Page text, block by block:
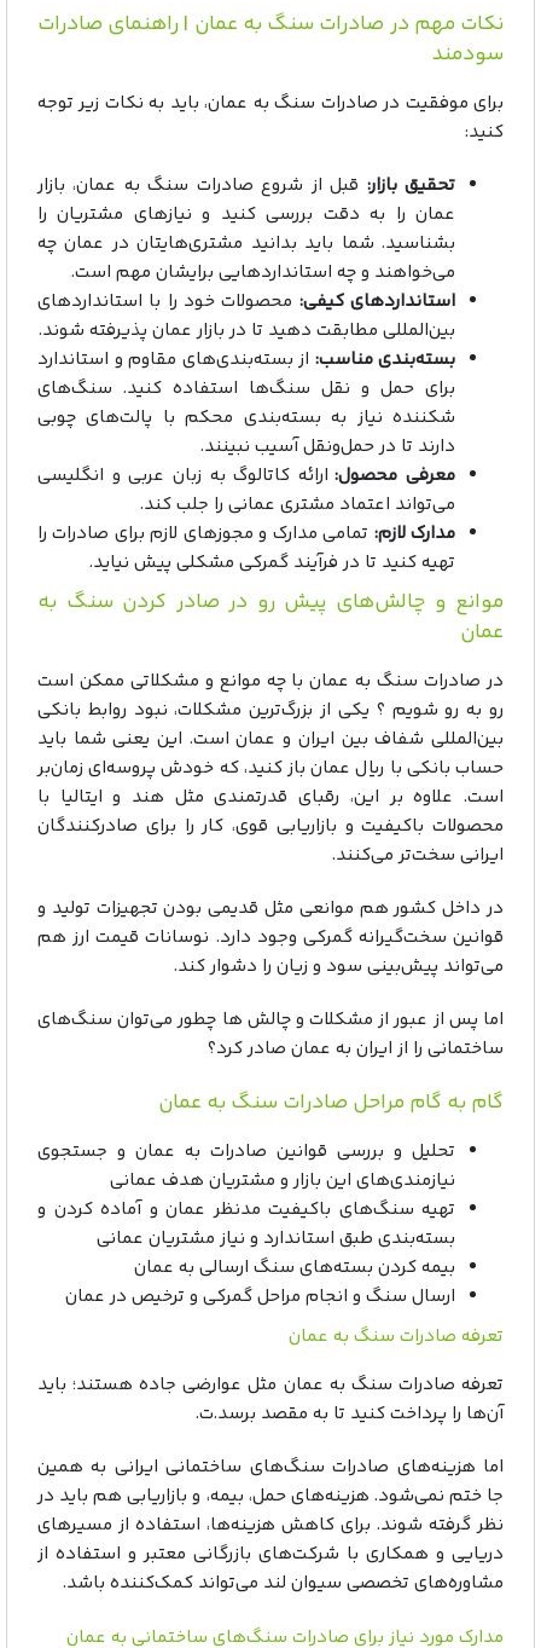
نکات مهم در صادرات سنگ به عمان | راهنمای صادرات
سودمند
برای موفقیت در صادرات سنگ به عمان، باید به نکات زیر توجه
کنید:
تحقیق بازار: قبل از شروع صادرات سنگ به عمان، بازار
عمان را به دقت بررسی کنید و نیازهای مشتریان را
بشناسید. شما باید بدانید مشتری‌هایتان در عمان چه
می‌خواهند و چه استانداردهایی برایشان مهم است.
استانداردهای کیفی: محصولات خود را با استانداردهای
بین‌المللی مطابقت دهید تا در بازار عمان پذیرفته شوند.
بسته‌بندی مناسب: از بسته‌بندی‌های مقاوم و استاندارد
برای حمل و نقل سنگ‌ها استفاده کنید. سنگ‌های
شکننده نیاز به بسته‌بندی محکم با پالت‌های چوبی
دارند تا در حمل‌ونقل آسیب نبینند.
معرفی محصول:ارائه کاتالوگ به زبان عربی و انگلیسی
می‌تواند اعتماد مشتری عمانی را جلب کند.
مدارک لازم: تمامی مدارک و مجوزهای لازم برای صادرات را
تهیه کنید تا در فرآیند گمرکی مشکلی پیش نیاید.
موانع و چالش‌های پیش رو در صادر کردن سنگ به
عمان
در صادرات سنگ به عمان با چه موانع و مشکلاتی ممکن است
رو به رو شویم ؟ یکی از بزرگ‌ترین مشکلات، نبود روابط بانکی
بین‌المللی شفاف بین ایران و عمان است. این یعنی شما باید
حساب بانکی با ریال عمان باز کنید، که خودش پروسه‌ای زمان‌بر
است. علاوه بر این، رقبای قدرتمندی مثل هند و ایتالیا با
محصولات باکیفیت و بازاریابی قوی، کار را برای صادرکنندگان
ایرانی سخت‌تر می‌کنند.
در داخل کشور هم موانعی مثل قدیمی بودن تجهیزات تولید و
قوانین سخت‌گیرانه گمرکی وجود دارد. نوسانات قیمت ارز هم
می‌تواند پیش‌بینی سود و زیان را دشوار کند.
اما پس از عبور از مشکلات و چالش ها چطور می‌توان سنگ‌های
ساختمانی را از ایران به عمان صادر کرد؟
گام به گام مراحل صادرات سنگ به عمان
تحلیل و بررسی قوانین صادرات به عمان و جستجوی
نیازمندی‌های این بازار و مشتریان هدف عمانی
تهیه سنگ‌های باکیفیت مدنظر عمان و آماده کردن و
بسته‌بندی طبق استاندارد و نیاز مشتریان عمانی
بیمه کردن بسته‌های سنگ ارسالی به عمان
ارسال سنگ و انجام مراحل گمرکی و ترخیص در عمان
تعرفه صادرات سنگ به عمان
تعرفه‌ صادرات سنگ به عمان مثل عوارضی جاده هستند؛ باید
آن‌ها را پرداخت کنید تا به مقصد برسد.ت.
اما هزینه‌های صادرات سنگ‌های ساختمانی ایرانی به همین
جا ختم نمی‌شود. هزینه‌های حمل، بیمه، و بازاریابی هم باید در
نظر گرفته شوند. برای کاهش هزینه‌ها، استفاده از مسیرهای
دریایی و همکاری با شرکت‌های بازرگانی معتبر و استفاده از
مشاوره‌های تخصصی سیوان لند می‌تواند کمک‌کننده باشد.
مدارک مورد نیاز برای صادرات سنگ‌های ساختمانی به عمان